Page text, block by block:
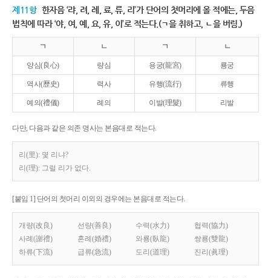
제11항 한자음 ‘랴, 려, 례, 료, 류, 리’가 단어의 첫머리에 올 적에는, 두음
법칙에 따라 ‘야, 여, 예, 요, 유, 이’로 적는다.(ㄱ을 취하고, ㄴ을 버림.)
ㄱ ㄴ ㄱ ㄴ
양심(良心) 량심 용궁(龍宮) 룡궁
역사(歷史) 력사 유행(流行) 류행
예의(禮儀) 례의 이발(理髮) 리발
다만, 다음과 같은 의존 명사는 본음대로 적는다.
리(里): 몇 리냐?
리(理): 그럴 리가 없다.
[붙임 1] 단어의 첫머리 이외의 경우에는 본음대로 적는다.
개량(改良) 선량(善良) 수력(水力)
협력(協力)
사례(謝禮)
혼례(婚禮) 와룡(臥龍)
쌍룡(雙龍)
하류(下流)
급류(急流) 도리(道理) 진리(眞理)